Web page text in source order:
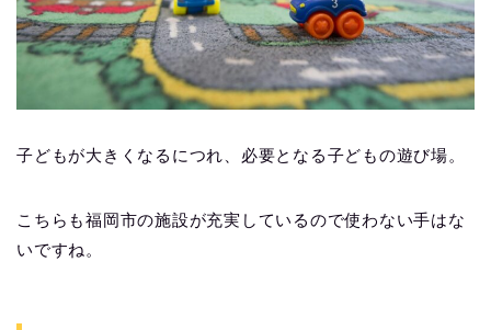
子どもが大きくなるにつれ、必要となる子どもの遊び場。
こちらも福岡市の施設が充実しているので使わない手はな
いですね。